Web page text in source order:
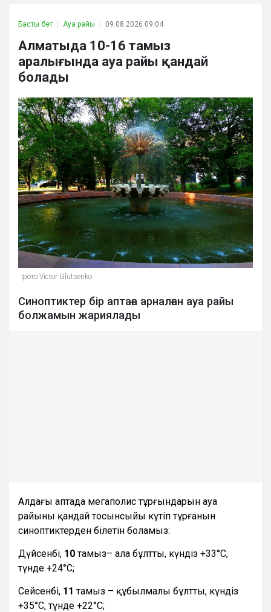
Басты бет Ауа райы 09.08.2026 09:04
Алматыда 10-16 тамыз
аралығында ауа райы қандай
болады
фото Victor Glutsenko
Синоптиктер бір аптаға арналған ауа райы
болжамын жариялады
Алдағы аптада мегаполис тұрғындарын ауа
райының қандай тосынсыйы күтіп тұрғанын
синоптиктерден білетін боламыз:
Дүйсенбі, 10тамыз– ала бұлтты, күндіз +33°С,
түнде +24°С;
Сейсенбі, 11тамыз – құбылмалы бұлтты, күндіз
+35°С, түнде +22°С;